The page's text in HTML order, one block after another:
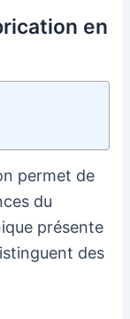
en
permet de
du
présente
des